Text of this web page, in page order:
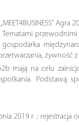
Tematami
gospodarka
żywność
mają na celu
Podstawą
2019 r .: rejestracja